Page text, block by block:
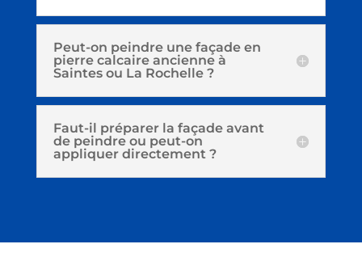
Peut-on peindre une façade en
pierre calcaire ancienne à
Saintes ou La Rochelle ?
Faut-il préparer la façade avant
de peindre ou peut-on
appliquer directement ?